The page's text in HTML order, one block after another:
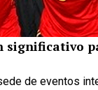
significativo
de eventos